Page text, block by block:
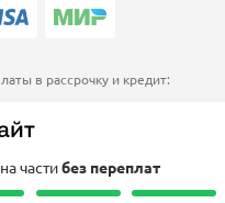
в рассрочку и кредит:
частибез переплат